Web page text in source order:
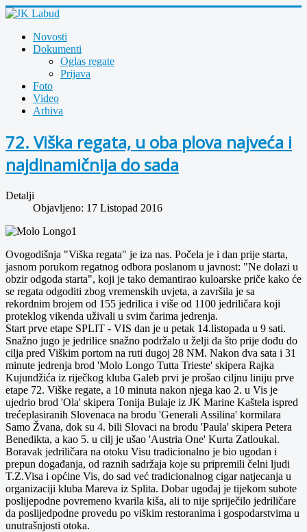
Novosti
Dokumenti
Oglas regate
Prijava
Foto
Video
Arhiva
72. Viška regata, u oba plova najveća i
najdinamičnija do sada
Detalji
Objavljeno: 17 Listopad 2016
Ovogodišnja "Viška regata" je iza nas. Počela je i dan prije starta,
jasnom porukom regatnog odbora poslanom u javnost: "Ne dolazi u
obzir odgoda starta", koji je tako demantirao kuloarske priče kako će
se regata odgoditi zbog vremenskih uvjeta, a završila je sa
rekordnim brojem od 155 jedrilica i više od 1100 jedriličara koji
proteklog vikenda uživali u svim čarima jedrenja.
Start prve etape SPLIT - VIS dan je u petak 14.listopada u 9 sati.
Snažno jugo je jedrilice snažno podržalo u želji da što prije dođu do
cilja pred Viškim portom na ruti dugoj 28 NM. Nakon dva sata i 31
minute jedrenja brod 'Molo Longo Tutta Trieste' skipera Rajka
Kujundžića iz riječkog kluba Galeb prvi je prošao ciljnu liniju prve
etape 72. Viške regate, a 10 minuta nakon njega kao 2. u Vis je
ujedrio brod 'Ola' skipera Tonija Bulaje iz JK Marine Kaštela ispred
trećeplasiranih Slovenaca na brodu 'Generali Assilina' kormilara
Samo Žvana, dok su 4. bili Slovaci na brodu 'Paula' skipera Petera
Benedikta, a kao 5. u cilj je ušao 'Austria One' Kurta Zatloukal.
Boravak jedriličara na otoku Visu tradicionalno je bio ugodan i
prepun događanja, od raznih sadržaja koje su pripremili čelni ljudi
T.Z.Visa i općine Vis, do sad već tradicionalnog cigar natjecanja u
organizaciji kluba Mareva iz Splita. Dobar ugođaj je tijekom subote
poslijepodne povremeno kvarila kiša, ali to nije spriječilo jedriličare
da poslijedpodne provedu po viškim restoranima i gospodarstvima u
unutrašnjosti otoka.